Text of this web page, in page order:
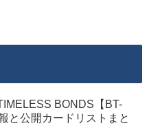
BONDS【BT-
と公開カードリストまと